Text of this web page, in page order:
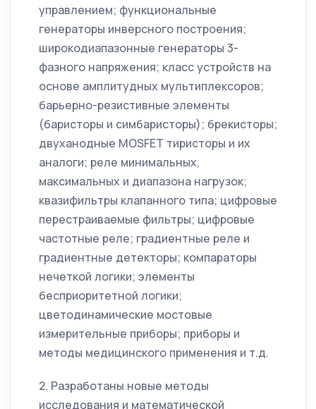
управлением; функциональные
генераторы инверсного построения;
широкодиапазонные генераторы 3-
фазного напряжения; класс устройств на
основе амплитудных мультиплексоров;
барьерно-резистивные элементы
(баристоры и симбаристоры); брекисторы;
двуханодные MOSFET тиристоры и их
аналоги; реле минимальных,
максимальных и диапазона нагрузок;
квазифильтры клапанного типа; цифровые
перестраиваемые фильтры; цифровые
частотные реле; градиентные реле и
градиентные детекторы; компараторы
нечеткой логики; элементы
бесприоритетной логики;
цветодинамические мостовые
измерительные приборы; приборы и
методы медицинского применения и т.д.
2. Разработаны новые методы
исследования и математической